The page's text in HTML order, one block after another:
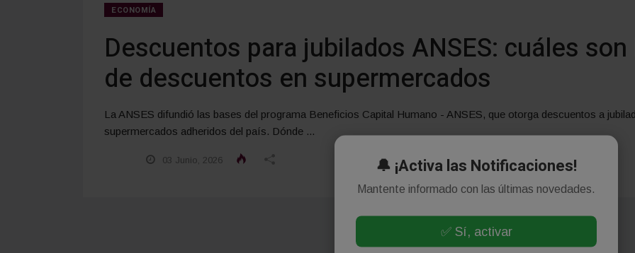
ECONOMÍA
Descuentos para jubilados ANSES: cuáles
de descuentos en supermercados
La ANSES difundió las bases del programa Beneficios Capital Humano - ANSES, que otorga descuentos a
supermercados adheridos del país. Dónde ...
03 Junio, 2026 🔔 ¡Activa las Notificaciones!
Mantente informado con las últimas novedades.
✅ Sí, activar